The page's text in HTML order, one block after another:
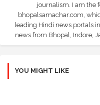
journalism. I am the
bhopalsamachar.com,
leading Hindi news portals
news from Bhopal, Indore,
YOU MIGHT LIKE